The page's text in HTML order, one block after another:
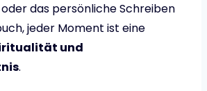
das persönliche Schreiben
jeder Moment ist eine
und
.